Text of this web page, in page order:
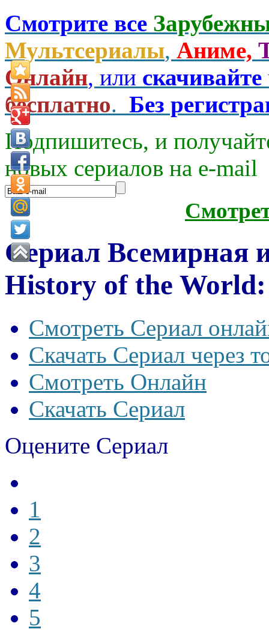
Смотрите все
Мультсериалы, Аниме,
Онлайн, или скачивайте
бесплатно. Без
Подпишитесь, и
новых сериалов на e-mаil
Сериал Всемирная
History of the
Смотреть Сериал
Скачать Сериал через
Смотреть Онлайн
Скачать Сериал
Оцените Сериал
1
2
3
4
5